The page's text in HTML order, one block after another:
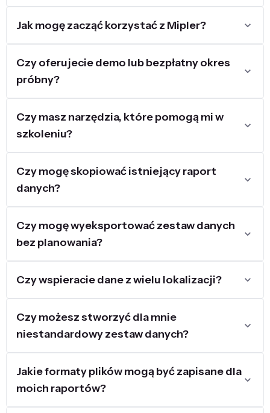
Jak mogę zacząć korzystać z Mipler?
Czy oferujecie demo lub bezpłatny okres
próbny?
Czy masz narzędzia, które pomogą mi w
szkoleniu?
Czy mogę skopiować istniejący raport
danych?
Czy mogę wyeksportować zestaw danych
bez planowania?
Czy wspieracie dane z wielu lokalizacji?
Czy możesz stworzyć dla mnie
niestandardowy zestaw danych?
Jakie formaty plików mogą być zapisane dla
moich raportów?